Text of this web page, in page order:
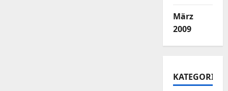
März
2009
KATEGORIEN